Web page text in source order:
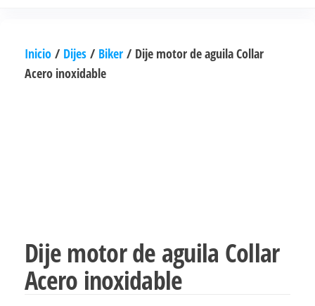
Inicio / Dijes / Biker / Dije motor de aguila Collar
Acero inoxidable
Dije motor de aguila Collar
Acero inoxidable